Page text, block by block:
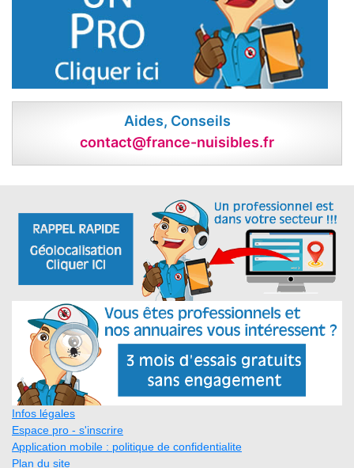
Aides, Conseils
contact@france-nuisibles.fr
Infos légales
Espace pro - s'inscrire
Application mobile : politique de confidentialite
Plan du site